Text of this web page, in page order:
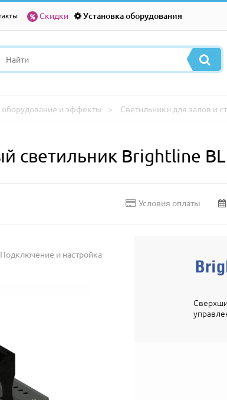
Скидки Установка оборудования
оборудование и эффекты Светильники для залов и
светильник Brightline
Условия оплаты
Подключение и настройка